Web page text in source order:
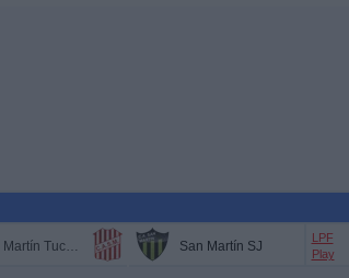
San Martín Tucumán San Martín SJ
LPF
Play